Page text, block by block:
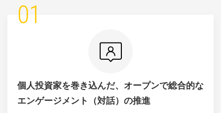
01
個人投資家を巻き込んだ、 オープンで総合的な
エンゲージメント
（対話）の推進